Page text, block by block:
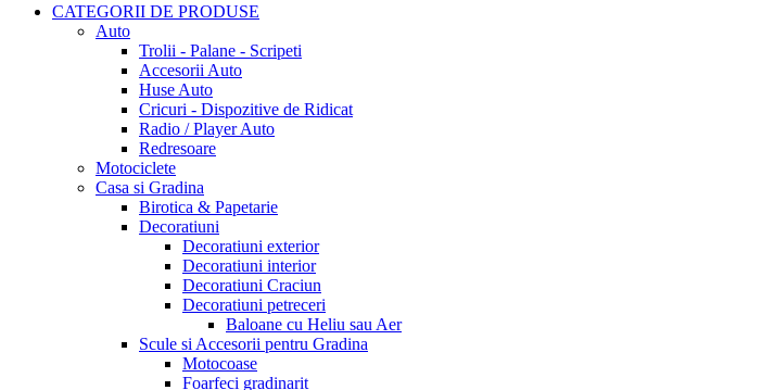
CATEGORII DE PRODUSE
Auto
Trolii - Palane - Scripeti
Accesorii Auto
Huse Auto
Cricuri - Dispozitive de Ridicat
Radio / Player Auto
Redresoare
Motociclete
Casa si Gradina
Birotica & Papetarie
Decoratiuni
Decoratiuni exterior
Decoratiuni interior
Decoratiuni Craciun
Decoratiuni petreceri
Baloane cu Heliu sau Aer
Scule si Accesorii pentru Gradina
Motocoase
Foarfeci gradinarit